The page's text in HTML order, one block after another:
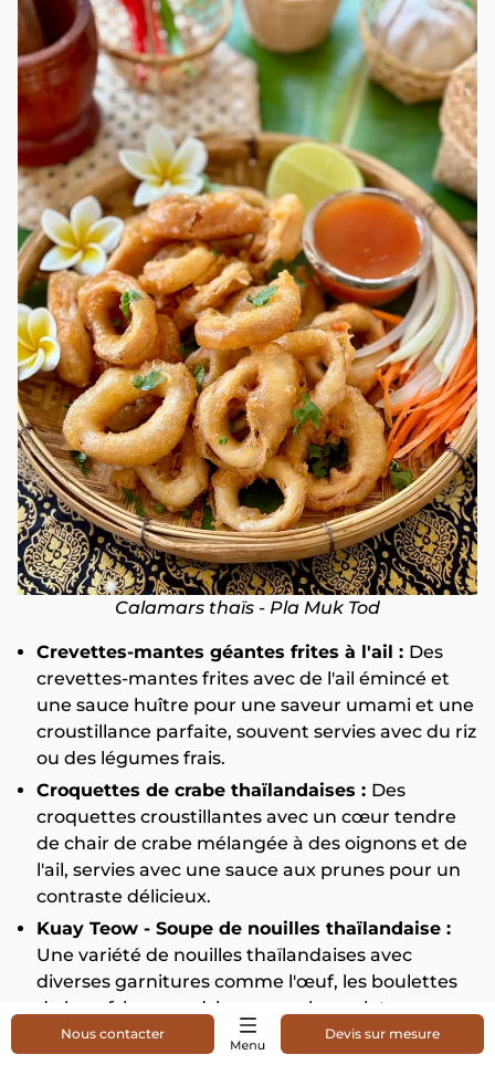
Calamars thaïs - Pla Muk Tod
Crevettes-mantes géantes frites à l'ail : Des
crevettes-mantes frites avec de l'ail émincé et
une sauce huître pour une saveur umami et une
croustillance parfaite, souvent servies avec du riz
ou des légumes frais.
Croquettes de crabe thaïlandaises : Des
croquettes croustillantes avec un cœur tendre
de chair de crabe mélangée à des oignons et de
l'ail, servies avec une sauce aux prunes pour un
contraste délicieux.
Kuay Teow - Soupe de nouilles thaïlandaise :
Une variété de nouilles thaïlandaises avec
diverses garnitures comme l'œuf, les boulettes
de bœuf, le canard, le porc ou le poulet,
disponibles dans les rues animées de l'île.
Nous contacter Devis sur mesure